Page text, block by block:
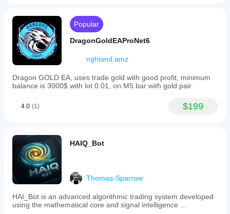
Popular
DragonGoldEAProNet6
nghiand.amz
Dragon GOLD EA, uses trade gold with good profit, minimum
balance is 3000$ with lot 0.01, on M5 bar with gold pair
4.0 (1) $199
HAIQ_Bot
Thomas-Sparrow
HAI_Bot is an advanced algorithmic trading system developed
using the mathematical core and signal intelligence ...